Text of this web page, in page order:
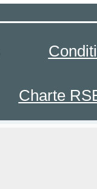
Charte